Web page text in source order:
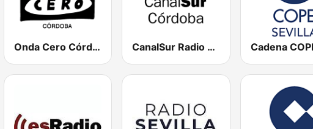
Onda Cero Córdoba CanalSur Radio Córdoba